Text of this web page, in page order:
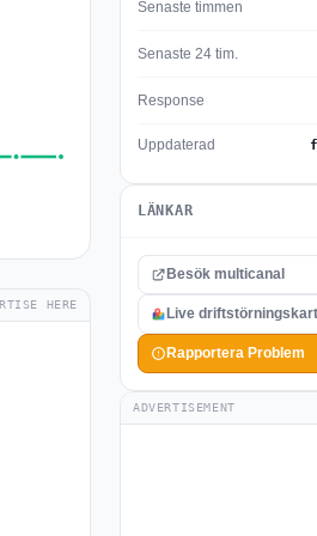
HERE
Senaste timmen
Senaste 24 tim.
Response
Uppdaterad
LÄNKAR
Besök multicanal
Live
Rapportera Problem
ADVERTISEMENT